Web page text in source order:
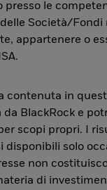
presso le
delle Società/Fondi
appartenere o
contenuta in
BlackRock e
scopi propri. I
disponibili solo
non
di